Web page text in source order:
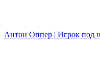
Антон Оппер | Игрок под